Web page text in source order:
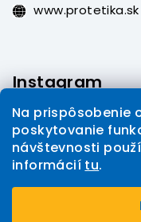
Na prispôsobenie
poskytovanie
návštevnosti
informácií tu.
www.protetika.sk
Instagram
Sledovať